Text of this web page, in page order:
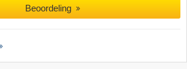
Beoordeling